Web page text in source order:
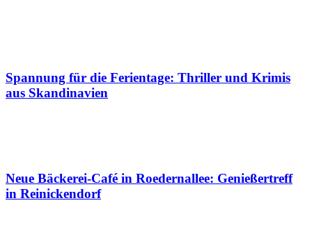
Spannung für die Ferientage: Thriller und Krimis
aus Skandinavien
Neue Bäckerei-Café in Roedernallee: Genießertreff
in Reinickendorf